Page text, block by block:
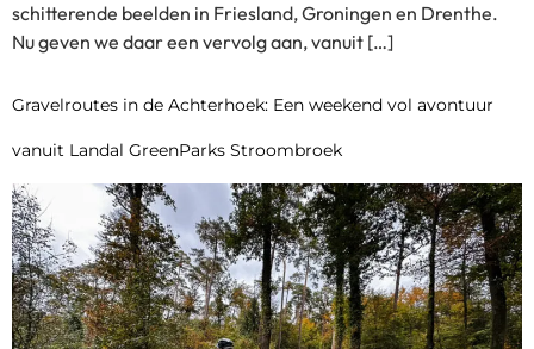
schitterende beelden in Friesland, Groningen en Drenthe.
Nu geven we daar een vervolg aan, vanuit […]
Gravelroutes in de Achterhoek: Een weekend vol avontuur
vanuit Landal GreenParks Stroombroek